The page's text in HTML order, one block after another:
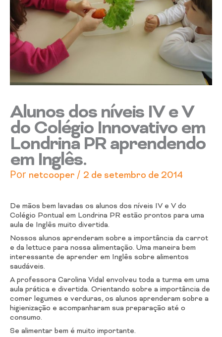
Alunos dos níveis IV e V
do Colégio Innovativo em
Londrina PR aprendendo
em Inglês.
Por netcooper / 2 de setembro de 2014
De mãos bem lavadas os alunos dos níveis IV e V do
Colégio Pontual em Londrina PR estão prontos para uma
aula de Inglês muito divertida.
Nossos alunos aprenderam sobre a importância da carrot
e da lettuce para nossa alimentação. Uma maneira bem
interessante de aprender em Inglês sobre alimentos
saudáveis.
A professora Carolina Vidal envolveu toda a turma em uma
aula prática e divertida. Orientando sobre a importância de
comer legumes e verduras, os alunos aprenderam sobre a
higienização e acompanharam sua preparação até o
consumo.
Se alimentar bem é muito importante.